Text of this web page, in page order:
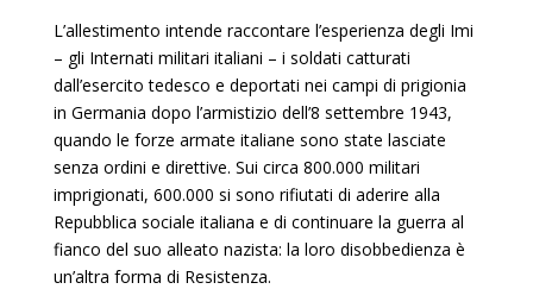
L’allestimento intende raccontare l’esperienza degli Imi
– gli Internati militari italiani – i soldati catturati
dall’esercito tedesco e deportati nei campi di prigionia
in Germania dopo l’armistizio dell’8 settembre 1943,
quando le forze armate italiane sono state lasciate
senza ordini e direttive. Sui circa 800.000 militari
imprigionati, 600.000 si sono rifiutati di aderire alla
Repubblica sociale italiana e di continuare la guerra al
fianco del suo alleato nazista: la loro disobbedienza è
un’altra forma di Resistenza.